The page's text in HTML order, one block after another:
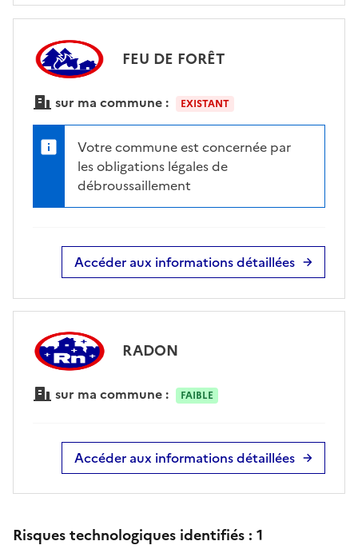
FEU DE FORÊT
sur ma commune : EXISTANT
Votre commune est concernée par
les obligations légales de
débroussaillement
Accéder aux informations détaillées
RADON
sur ma commune : FAIBLE
Accéder aux informations détaillées
Risques technologiques identifiés : 1